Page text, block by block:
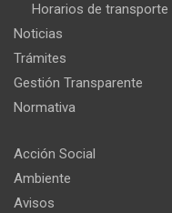
Horarios de transporte
Noticias
Trámites
Gestión Transparente
Normativa
Acción Social
Ambiente
Avisos